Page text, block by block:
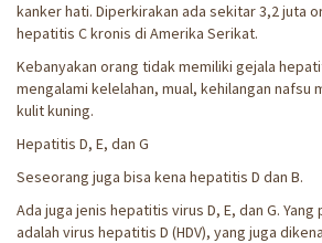
kanker hati. Diperkirakan ada sekitar 3,2 juta
hepatitis C kronis di Amerika Serikat.
Kebanyakan orang tidak memiliki gejala
mengalami kelelahan, mual, kehilangan nafsu
kulit kuning.
Hepatitis D, E, dan G
Seseorang juga bisa kena hepatitis D dan B.
Ada juga jenis hepatitis virus D, E, dan G.
adalah virus hepatitis D (HDV), yang juga